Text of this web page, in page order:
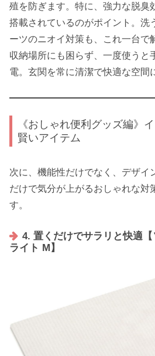
殖を防ぎます。特に、強力な脱臭
搭載されているのがポイント。洗
ーツのニオイ対策も、これ一台で
収納場所にも困らず、一度使うと
電。玄関を常に清潔で快適な空間
《おしゃれ便利グッズ編》
賢いアイテム
次に、機能性だけでなく、デザイ
だけで気分が上がるおしゃれな対
す。
4. 置くだけでサラリと快適
ライト M】